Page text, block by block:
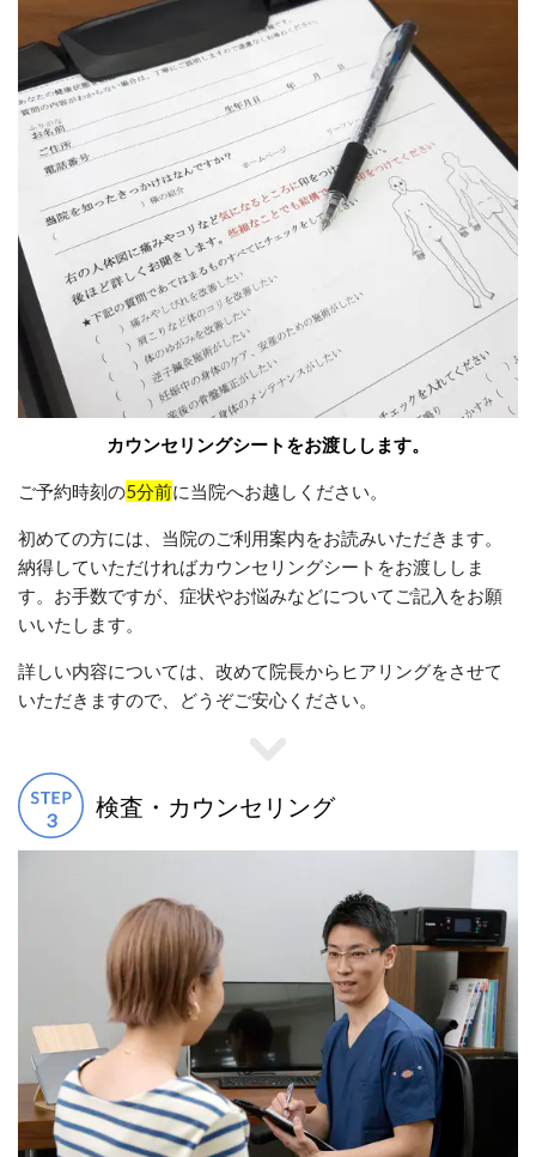
カウンセリングシートをお渡しします。
ご予約時刻の5分前に当院へお越しください。
初めての方には、当院のご利用案内をお読みいただきます。
納得していただければカウンセリングシートをお渡ししま
す。お手数ですが、症状やお悩みなどについてご記入をお願
いいたします。
詳しい内容については、改めて院長からヒアリングをさせて
いただきますので、どうぞご安心ください。
検査・カウンセリング